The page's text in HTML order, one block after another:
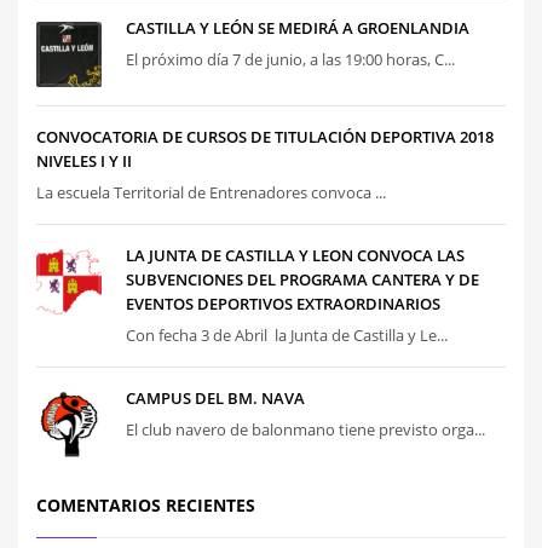
CASTILLA Y LEÓN SE MEDIRÁ A GROENLANDIA
El próximo día 7 de junio, a las 19:00 horas, C...
CONVOCATORIA DE CURSOS DE TITULACIÓN DEPORTIVA 2018
NIVELES I Y II
La escuela Territorial de Entrenadores convoca ...
LA JUNTA DE CASTILLA Y LEON CONVOCA LAS
SUBVENCIONES DEL PROGRAMA CANTERA Y DE
EVENTOS DEPORTIVOS EXTRAORDINARIOS
Con fecha 3 de Abril la Junta de Castilla y Le...
CAMPUS DEL BM. NAVA
El club navero de balonmano tiene previsto orga...
COMENTARIOS RECIENTES